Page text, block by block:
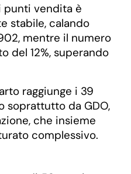
punti vendita è
stabile, calando
mentre il numero
del 12%, superando
raggiunge i 39
soprattutto da GDO,
che insieme
complessivo.